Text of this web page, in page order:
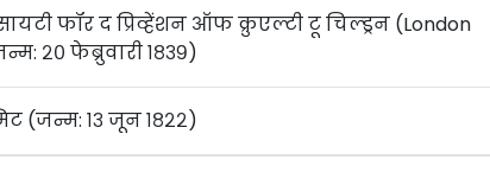
फॉर द प्रिव्हेंशन ऑफ क्रुएल्टी टू चिल्ड्रन (London
२० फेब्रुवारी १८३९)
(जन्म: १३ जून १८२२)